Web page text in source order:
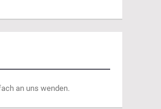
an uns wenden.